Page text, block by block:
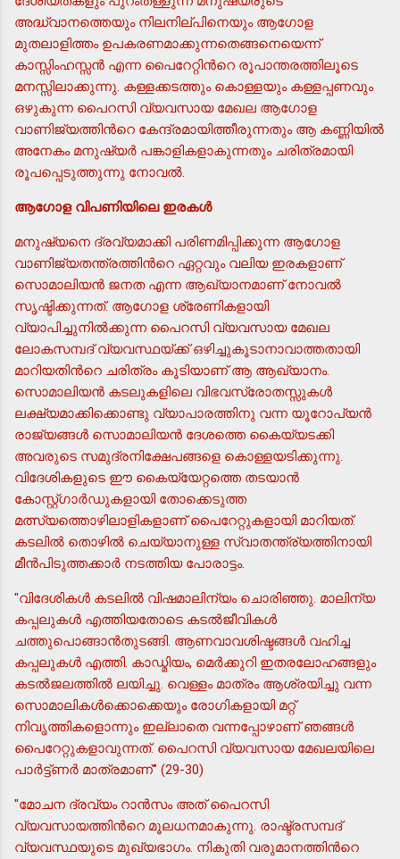
അദ്ധ്വാനത്തെയും നിലനില്പിനെയും ആഗോള
മുതലാളിത്തം ഉപകരണമാക്കുന്നതെങ്ങനെയെന്ന്
കാസ്സിംഹസ്സന്‍ എന്ന പൈറേറ്റിന്‍റെ രൂപാന്തരത്തിലൂടെ
മനസ്സിലാക്കുന്നു. കള്ളക്കടത്തും കൊള്ളയും കള്ളപ്പണവും
ഒഴുകുന്ന പൈറസി വ്യവസായ മേഖല ആഗോള
വാണിജ്യത്തിന്‍റെ കേന്ദ്രമായിത്തീരുന്നതും ആ കണ്ണിയില്‍
അനേകം മനുഷ്യര്‍ പങ്കാളികളാകുന്നതും ചരിത്രമായി
രൂപപ്പെടുത്തുന്നു നോവല്‍.
ആഗോള വിപണിയിലെ ഇരകള്‍
മനുഷ്യനെ ദ്രവ്യമാക്കി പരിണമിപ്പിക്കുന്ന ആഗോള
വാണിജ്യതന്ത്രത്തിന്‍റെ ഏറ്റവും വലിയ ഇരകളാണ്
സൊമാലിയന്‍ ജനത എന്ന ആഖ്യാനമാണ് നോവല്‍
സൃഷ്ടിക്കുന്നത്. ആഗോള ശ്രേണികളായി
വ്യാപിച്ചുനില്‍ക്കുന്ന പൈറസി വ്യവസായ മേഖല
ലോകസമ്പദ് വ്യവസ്ഥയ്ക്ക് ഒഴിച്ചുകൂടാനാവാത്തതായി
മാറിയതിന്‍റെ ചരിത്രം കൂടിയാണ് ആ ആഖ്യാനം.
സൊമാലിയന്‍ കടലുകളിലെ വിഭവസ്രോതസ്സുകള്‍
ലക്ഷ്യമാക്കിക്കൊണ്ടു വ്യാപാരത്തിനു വന്ന യൂറോപ്യന്‍
രാജ്യങ്ങള്‍ സൊമാലിയന്‍ ദേശത്തെ കൈയ്യടക്കി
അവരുടെ സമുദ്രനിക്ഷേപങ്ങളെ കൊള്ളയടിക്കുന്നു.
വിദേശികളുടെ ഈ കൈയ്യേറ്റത്തെ തടയാന്‍
കോസ്റ്റ്ഗാര്‍ഡുകളായി തോക്കെടുത്ത
മത്സ്യത്തൊഴിലാളികളാണ് പൈറേറ്റുകളായി മാറിയത്.
കടലില്‍ തൊഴില്‍ ചെയ്യാനുള്ള സ്വാതന്ത്ര്യത്തിനായി
മീന്‍പിടുത്തക്കാര്‍ നടത്തിയ പോരാട്ടം.
"വിദേശികള്‍ കടലില്‍ വിഷമാലിന്യം ചൊരിഞ്ഞു. മാലിന്യ
കപ്പലുകള്‍ എത്തിയതോടെ കടല്‍ജീവികള്‍
ചത്തുപൊങ്ങാന്‍തുടങ്ങി. ആണവാവശിഷ്ടങ്ങള്‍ വഹിച്ച
കപ്പലുകള്‍ എത്തി. കാഡ്മിയം, മെര്‍ക്കുറി ഇതരലോഹങ്ങളും
കടല്‍ജലത്തില്‍ ലയിച്ചു. വെള്ളം മാത്രം ആശ്രയിച്ചു വന്ന
സൊമാലികള്‍ക്കൊക്കെയും രോഗികളായി മറ്റ്
നിവൃത്തികളൊന്നും ഇല്ലാതെ വന്നപ്പോഴാണ് ഞങ്ങള്‍
പൈറേറ്റുകളാവുന്നത്. പൈറസി വ്യവസായ മേഖലയിലെ
പാര്‍ട്ട്ണര്‍ മാത്രമാണ്" (29-30)
"മോചന ദ്രവ്യം റാന്‍സം അത് പൈറസി
വ്യവസായത്തിന്‍റെ മൂലധനമാകുന്നു. രാഷ്ട്രസമ്പദ്
വ്യവസ്ഥയുടെ മുഖ്യഭാഗം. നികുതി വരുമാനത്തിന്‍റെ